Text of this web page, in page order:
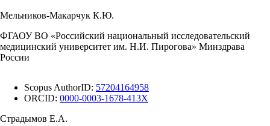
Мельников-Макарчук К.Ю.
ФГАОУ ВО «Российский национальный исследовательский
медицинский университет им. Н.И. Пирогова» Минздрава
России
Scopus AuthorID: 57204164958
ORCID: 0000-0003-1678-413X
Страдымов Е.А.